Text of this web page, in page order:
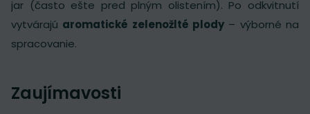
jar (často ešte pred plným olistením). Po odkvitnutí
vytvárajú aromatické zelenožlté plody – výborné na
spracovanie.
Zaujímavosti